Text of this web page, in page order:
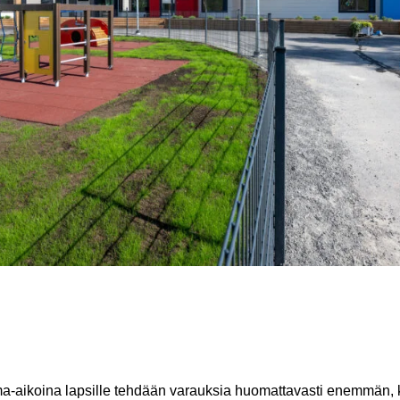
aikoina lapsille tehdään varauksia huomattavasti enemmän,